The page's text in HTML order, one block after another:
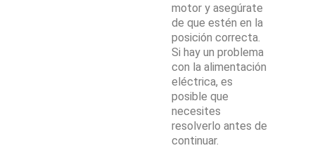
motor y asegúrate
de que estén en la
posición correcta.
Si hay un problema
con la alimentación
eléctrica, es
posible que
necesites
resolverlo antes de
continuar.